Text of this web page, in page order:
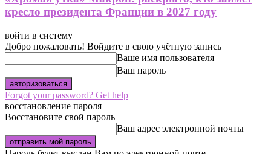
кресло президента Франции в 2027 году
войти в систему
Добро пожаловать! Войдите в свою учётную запись
Ваше имя пользователя
Ваш пароль
Forgot your password? Get help
восстановление пароля
Восстановите свой пароль
Ваш адрес электронной почты